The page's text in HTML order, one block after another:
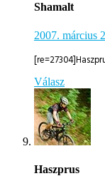
Shamalt
2007. március
Válasz
Haszprus